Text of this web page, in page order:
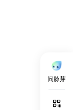
问脉芽